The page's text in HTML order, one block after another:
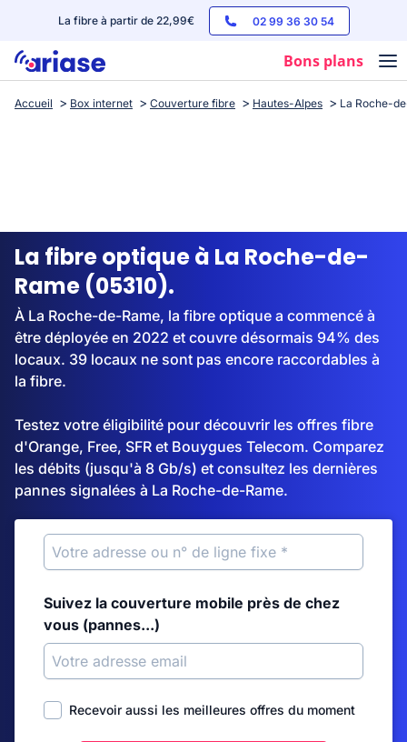
La fibre à partir de 22,99€ 02 99 36 30 54
Bons plans
Box internet
Streaming
Accueil Box internet Couverture fibre Hautes-Alpes La Roche-
La fibre optique à La Roche-de-
Rame (05310).
À La Roche-de-Rame, la fibre optique a commencé à
être déployée en 2022 et couvre désormais 94% des
locaux. 39 locaux ne sont pas encore raccordables à
la fibre.
Testez votre éligibilité pour découvrir les offres fibre
d'Orange, Free, SFR et Bouygues Telecom. Comparez
les débits (jusqu'à 8 Gb/s) et consultez les dernières
pannes signalées à La Roche-de-Rame.
Suivez la couverture mobile près de chez
vous (pannes...)
Recevoir aussi les meilleures offres du moment